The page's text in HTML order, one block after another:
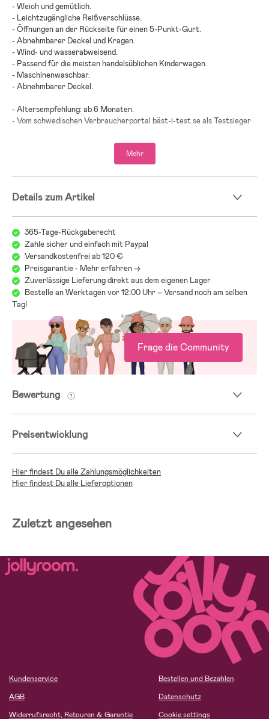
- Weich und gemütlich.
- Leichtzugängliche Reißverschlüsse.
- Öffnungen an der Rückseite für einen 5-Punkt-Gurt.
- Abnehmbarer Deckel und Kragen.
- Wind- und wasserabweisend.
- Passend für die meisten handelsüblichen Kinderwagen.
- Maschinenwaschbar.
- Abnehmbarer Deckel.
- Altersempfehlung: ab 6 Monaten.
- Vom schwedischen Verbraucherportal bäst-i-test.se als Testsieger
- Vom schwedischen Verbraucherportal Bäst-i-test.se als Testsieger
2025 in der Kategorie ”Fußsäcke” ausgezeichnet.
- Vom schwedischen Verbraucherportal Bäst-i-test.se als Testsieger
2026 in der Kategorie ”Fußsäcke” ausgezeichnet.
- Außenstoff: recycelte PET-Flaschen.
Mehr
Details zum Artikel
365-Tage-Rückgaberecht
Zahle sicher und einfach mit Paypal
Versandkostenfrei ab 120 €
Preisgarantie - Mehr erfahren ->
Zuverlässige Lieferung direkt aus dem eigenen Lager
Bestelle an Werktagen vor 12:00 Uhr – Versand noch am selben
Tag!
Frage die Community
Bewertung
Preisentwicklung
Hier findest Du alle Zahlungsmöglichkeiten
Hier findest Du alle Lieferoptionen
Zuletzt angesehen
Kundenservice
AGB
Widerrufsrecht, Retouren & Garantie
Bestellen und Bezahlen
Datenschutz
Cookie settings